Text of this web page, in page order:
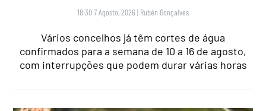
18:30 7 Agosto, 2026 | Rubén Gonçalves
Vários concelhos já têm cortes de água
confirmados para a semana de 10 a 16 de agosto,
com interrupções que podem durar várias horas